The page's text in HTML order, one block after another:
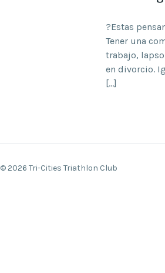
?Estas
Tener una
trabajo,
en divorcio.
[…]
© 2026 Tri-Cities Triathlon Club